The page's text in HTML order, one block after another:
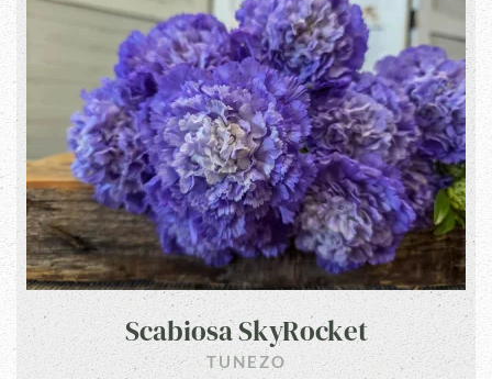
Scabiosa SkyRocket
TUNEZO